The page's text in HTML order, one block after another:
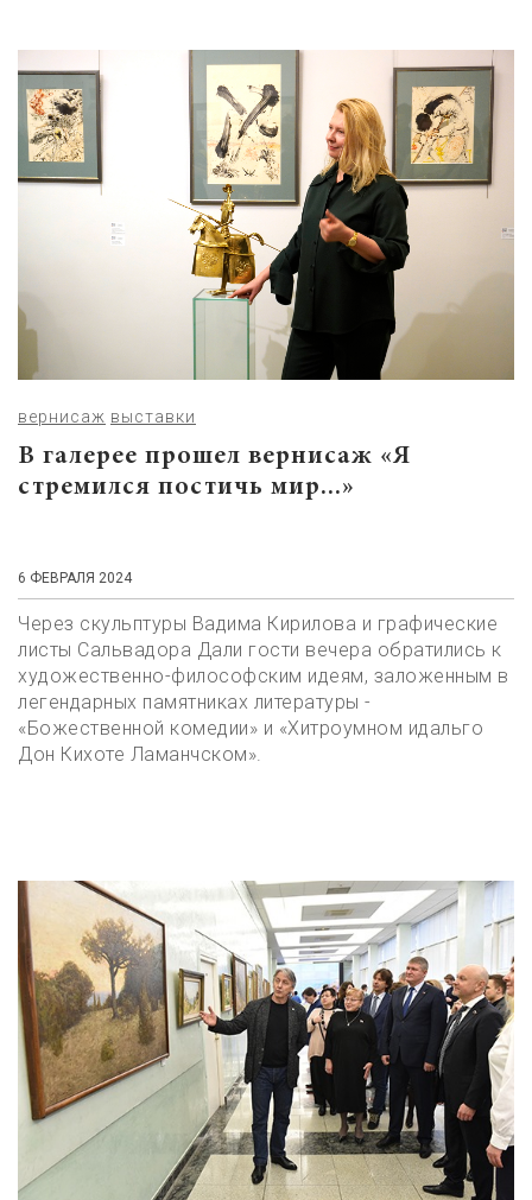
вернисаж выставки
В галерее прошел вернисаж «Я
стремился постичь мир...»
6 ФЕВРАЛЯ 2024
Через скульптуры Вадима Кирилова и графические
листы Сальвадора Дали гости вечера обратились к
художественно-философским идеям, заложенным в
легендарных памятниках литературы -
«Божественной комедии» и «Хитроумном идальго
Дон Кихоте Ламанчском».